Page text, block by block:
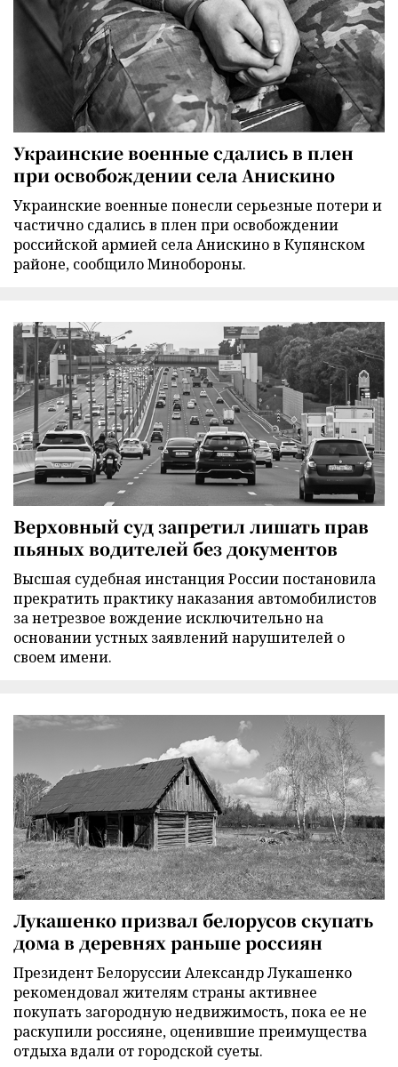
Украинские военные сдались в плен
при освобождении села Анискино
Украинские военные понесли серьезные потери и
частично сдались в плен при освобождении
российской армией села Анискино в Купянском
районе, сообщило Минобороны.
Верховный суд запретил лишать прав
пьяных водителей без документов
Высшая судебная инстанция России постановила
прекратить практику наказания автомобилистов
за нетрезвое вождение исключительно на
основании устных заявлений нарушителей о
своем имени.
Лукашенко призвал белорусов скупать
дома в деревнях раньше россиян
Президент Белоруссии Александр Лукашенко
рекомендовал жителям страны активнее
покупать загородную недвижимость, пока ее не
раскупили россияне, оценившие преимущества
отдыха вдали от городской суеты.